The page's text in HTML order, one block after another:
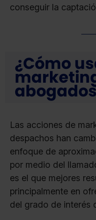
conseguir la
¿Cómo
Las acciones de
despachos han
enfoque de
por medio del
es el que mejores
principalmente en
del grado de interés